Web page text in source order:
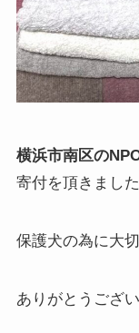
横浜市南区の
寄付を頂きました
保護犬の為に大
ありがとうござい